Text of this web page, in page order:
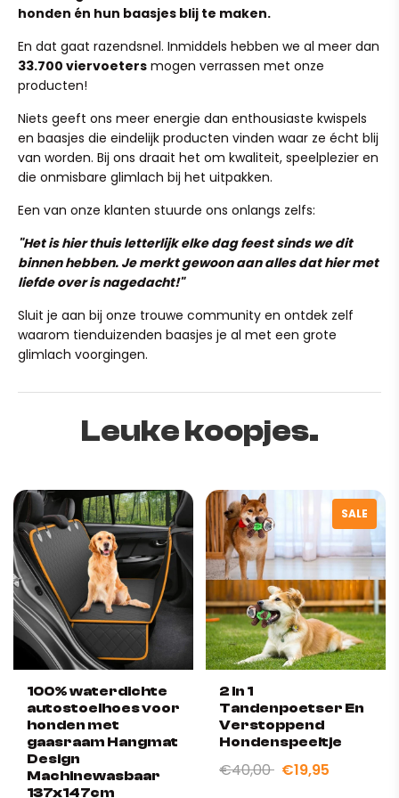
veelzijdig gebruik: geschikt voor alle seizoenen, zodat je
motregen of zwaardere regen is.
hoogwaardige waterdichte materiaal: gemaakt van
duurzaam plastic, houdt deze regenjas effectief water
tegen, waardoor je hond comfortabel buiten is.
gemakkelijk te dragen: met een doordacht ontwerp is
deze regenjas eenvoudig aan te trekken en uit te trekken,
waardoor het leven voor jou en je harige vriend
maatvariëteit: beschikbaar in meerdere maten (s, m, l,
hondenrassen zoals bichons en schnauzers.
Specificatie:
maat: s, m, l, xl
seizoen: het hele seizoen
materiaal: plastic
Wil je een artikel terugsturen of omruilen? Stuur
simpelweg een mailtje naar team@ruffy.nl en we regelen
het soepel voor je.
(Heeft je pup in al zijn enthousiasme het product per
ongeluk kapot gekauwd? Dit valt helaas niet onder
normale slijtage, maar mail ons ook dan gerust even, we
kijken graag of we iets voor je kunnen betekenen!)
Zodra jij je bestelling plaatst, gaan we direct voor je aan
de slag. Onze verwerkingstijd is 1 tot 2 werkdagen, waarna
je pakketje binnen 4 tot 6 kalenderdagen bij je wordt
bezorgd.
Heb je per ongeluk een verkeerd adres ingevuld? Stuur
ons dan binnen 24 uur een mailtje op team@ruffy.nl, dan
lossen we het direct voor je op."
honden én hun baasjes blij te maken.
En dat gaat razendsnel. Inmiddels hebben we al meer dan
33.700 viervoeters mogen verrassen met onze
producten!
Niets geeft ons meer energie dan enthousiaste kwispels
en baasjes die eindelijk producten vinden waar ze écht blij
van worden. Bij ons draait het om kwaliteit, speelplezier en
die onmisbare glimlach bij het uitpakken.
Een van onze klanten stuurde ons onlangs zelfs:
"Het is hier thuis letterlijk elke dag feest sinds we dit
binnen hebben. Je merkt gewoon aan alles dat hier met
liefde over is nagedacht!"
Sluit je aan bij onze trouwe community en ontdek zelf
waarom tienduizenden baasjes je al met een grote
glimlach voorgingen.
Leuke koopjes.
100% waterdichte
autostoelhoes voor
honden met
gaasraam Hangmat
Design
Machinewasbaar
137x147cm
SALE
2 In 1
Tandenpoetser En
Verstoppend
Hondenspeeltje
€40,00 €19,95